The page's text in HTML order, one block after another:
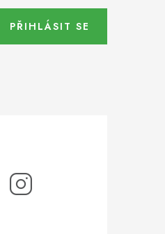
PŘIHLÁSIT SE